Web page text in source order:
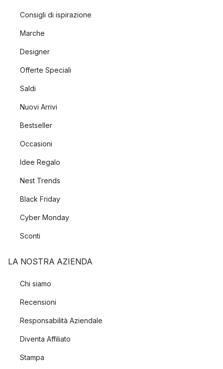
Consigli di ispirazione
Marche
Designer
Offerte Speciali
Saldi
Nuovi Arrivi
Bestseller
Occasioni
Idee Regalo
Nest Trends
Black Friday
Cyber Monday
Sconti
LA NOSTRA AZIENDA
Chi siamo
Recensioni
Responsabilità Aziendale
Diventa Affiliato
Stampa